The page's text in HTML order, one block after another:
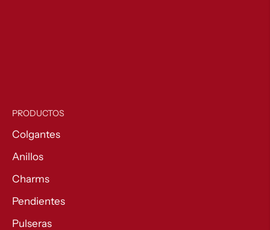
PRODUCTOS
Colgantes
Anillos
Charms
Pendientes
Pulseras